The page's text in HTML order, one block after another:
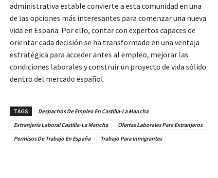
administrativa estable convierte a esta comunidad en una
de las opciones más interesantes para comenzar una nueva
vida en España. Por ello, contar con expertos capaces de
orientar cada decisión se ha transformado en una ventaja
estratégica para acceder antes al empleo, mejorar las
condiciones laborales y construir un proyecto de vida sólido
dentro del mercado español.
TAGS
Despachos De Empleo En Castilla-La Mancha
Extranjería Laboral Castilla-La Mancha
Ofertas Laborales Para Extranjeros
Permisos De Trabajo En España
Trabajo Para Inmigrantes